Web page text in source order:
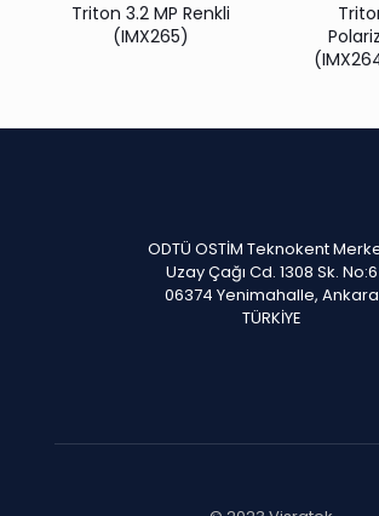
Triton 3.2 MP Renkli
(IMX265)
ODTÜ OSTİM Teknokent
Uzay Çağı Cd. 1308 Sk. No:6
06374 Yenimahalle, Ankara
TÜRKİYE